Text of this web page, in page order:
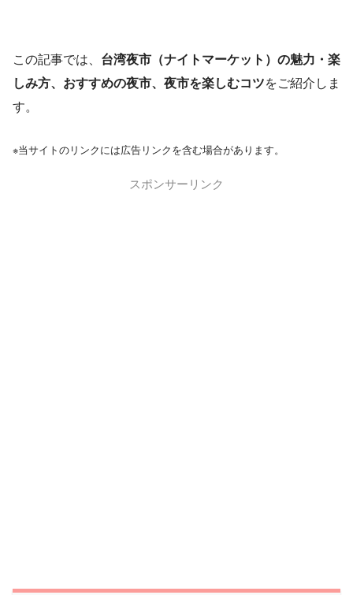
この記事では、 台湾夜市（ナイトマーケット）の魅力・楽
しみ方、おすすめの夜市、夜市を楽しむコツをご紹介しま
す。
※当サイトのリンクには広告リンクを含む場合があります。
スポンサーリンク